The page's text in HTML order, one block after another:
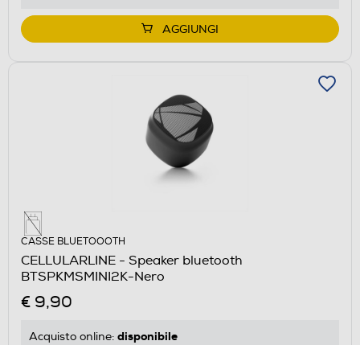
AGGIUNGI
CASSE BLUETOOOTH
CELLULARLINE - Speaker bluetooth
BTSPKMSMINI2K-Nero
€ 9,90
Acquisto online: disponibile